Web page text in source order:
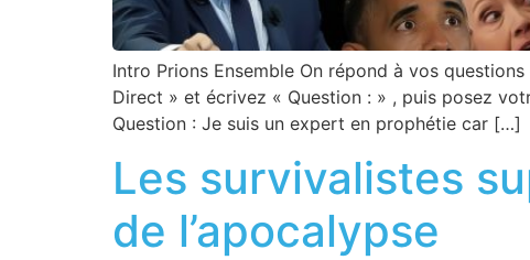
Intro Prions Ensemble On répond à vos
Direct » et écrivez « Question : » , puis posez
Question : Je suis un expert en prophétie car […]
Les survivalistes
de l’apocalypse